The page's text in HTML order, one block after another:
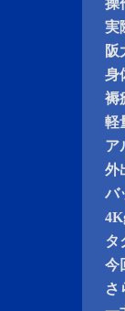
操
実
阪
身
褥
軽
ア
外
バ
タ
今
さ